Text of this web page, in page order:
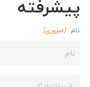
پیشرفته
نام (ضروری)